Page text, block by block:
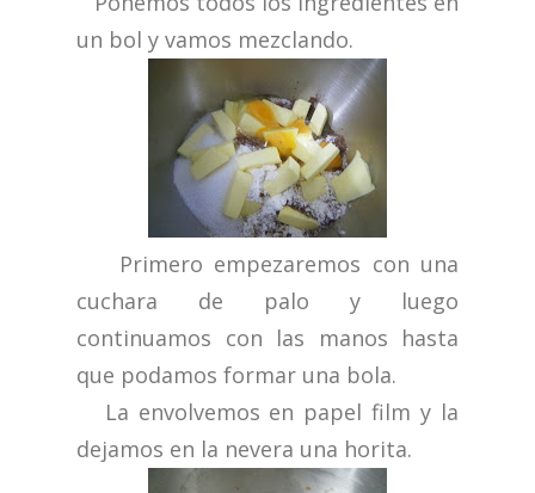
un bol y vamos mezclando.
Primero empezaremos con una
cuchara de palo y luego
continuamos con las manos hasta
que podamos formar una bola.
La envolvemos en papel film y la
dejamos en la nevera una horita.